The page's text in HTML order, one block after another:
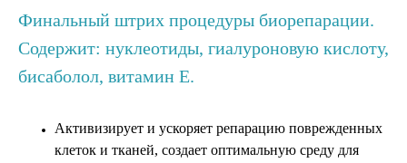
Финальный штрих процедуры биорепарации.
Содержит: нуклеотиды, гиалуроновую кислоту,
бисаболол, витамин Е.
Активизирует и ускоряет репарацию поврежденных
клеток и тканей, создает оптимальную среду для